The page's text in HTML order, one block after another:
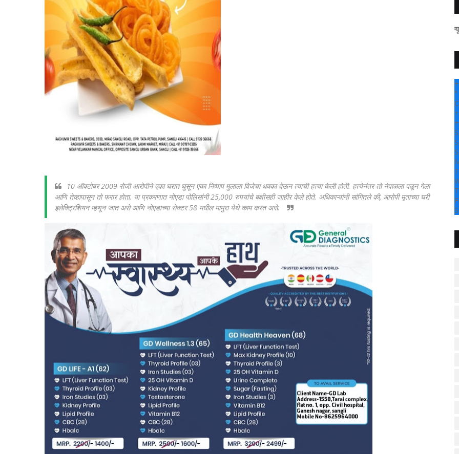
10 ऑक्टोबर 2009 रोजी आरोपीने एका घरात घुसून एका निष्पाप मुलाला विजेचा धक्का देऊन त्याची हत्या केली होती. हत्येनंतर तो नेपाळला पळून गेला
आणि तेव्हापासून तो फरार होता. या प्रकरणात नोएडा पोलिसांनी 25,000 रुपयांचे बक्षीसही जाहीर केले होते. अधिकाऱ्यांनी सांगितले की, आरोपी मृताच्या घरी
इलेक्ट्रिशियन म्हणून जात असे आणि नोएडाच्या सेक्टर 58 मधील मामुरा येथे काम करत असे.
" सांगली दर्पण न्यूज वर आपल्या
+
°
C
+
+